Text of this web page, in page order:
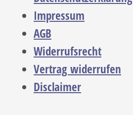
Impressum
AGB
Widerrufsrecht
Vertrag widerrufen
Disclaimer